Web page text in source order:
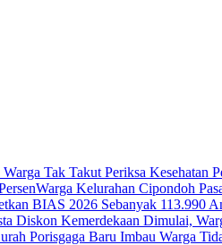
Tak Takut Periksa Kesehatan
Warga Kelurahan Cipondoh
BIAS 2026 Sebanyak 113.990
Diskon Kemerdekaan Dimulai,
Porisgaga Baru Imbau Warga